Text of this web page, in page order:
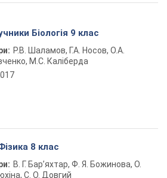
Біологія 9 клас
Р.В. Шаламов, Г.А. Носов, О.А.
М.С. Каліберда
8 клас
В. Г. Бар’яхтар, Ф. Я. Божинова, О.
С. О. Довгий